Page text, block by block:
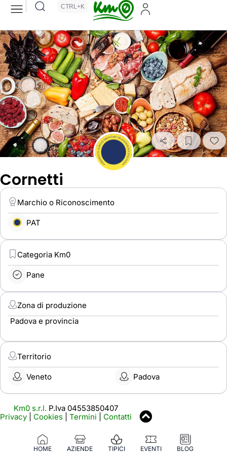
CTRL+K
HOME AZIENDE TIPICI EVENTI BLOG
Cornetti
Marchio o Riconoscimento
PAT
Categoria Km0
Pane
Zona di produzione
Padova e provincia
Territorio
Veneto Padova
Km0 s.r.l. P.Iva 04553850407
Privacy
Cookies Termini Contatti